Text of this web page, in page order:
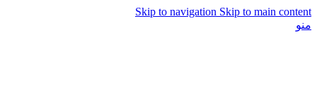
Skip to navigation Skip to main content
منو